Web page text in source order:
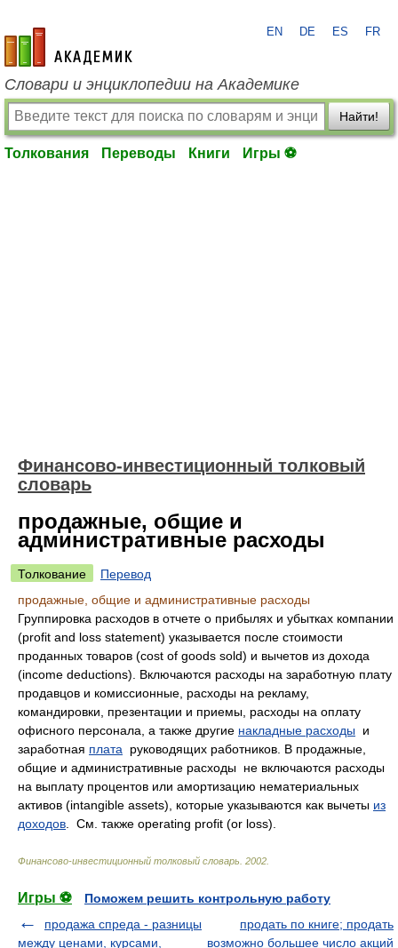
academic.ru
EN DE ES FR
Словари и энциклопедии на Академике
Найти!
Толкования Переводы Книги Игры ⚽
Финансово-инвестиционный толковый
словарь
продажные, общие и
административные расходы
Толкование
Перевод
продажные, общие и административные расходы
Группировка расходов в отчете о прибылях и убытках компании
(profit and loss statement) указывается после стоимости
проданных товаров (cost of goods sold) и вычетов из дохода
(income deductions). Включаются расходы на заработную плату
продавцов и комиссионные, расходы на рекламу,
командировки, презентации и приемы, расходы на оплату
офисного персонала, а также другие накладные расходы и
заработная плата руководящих работников. В продажные,
общие и административные расходы не включаются расходы
на выплату процентов или амортизацию нематериальных
активов (intangible assets), которые указываются как вычеты из
доходов . См. также operating profit (or loss).
Финансово-инвестиционный толковый словарь 2002
Игры ⚽
Поможем решить контрольную работу
продажа спреда - разницы
между ценами, курсами,
продать по книге; продать
возможно большее число акций